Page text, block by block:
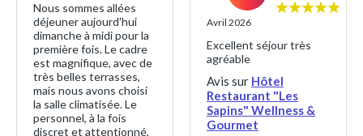
Nous sommes allées
déjeuner aujourd'hui
dimanche à midi pour la
première fois. Le cadre
est magnifique, avec de
très belles terrasses,
mais nous avons choisi
la salle climatisée. Le
personnel, à la fois
discret et attentionné,
Avril 2026
Excellent séjour très
agréable
Avis sur Hôtel
Restaurant "Les
Sapins" Wellness &
Gourmet